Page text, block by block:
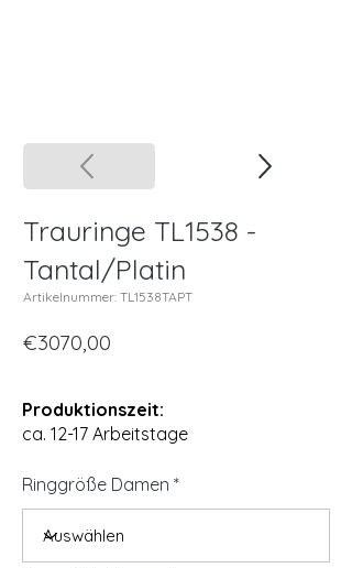
Trauringe TL1538 -
Tantal/Platin
Artikelnummer: TL1538TAPT
€3070,00
Produktionszeit:
ca. 12-17 Arbeitstage
Ringgröße Damen